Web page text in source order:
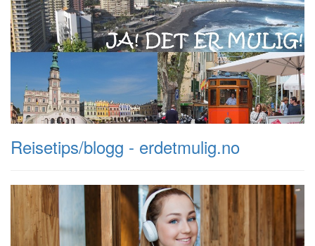
Reisetips/blogg - erdetmulig.no